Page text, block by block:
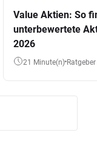
Value Aktien: So
unterbewertete
2026
21 Minute(n) Ratgeber